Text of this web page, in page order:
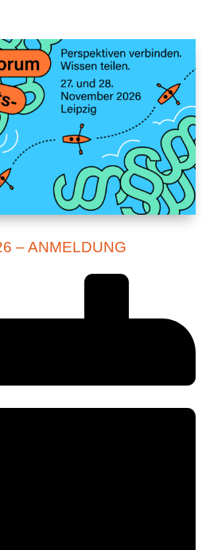
– ANMELDUNG